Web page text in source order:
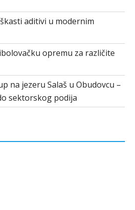
aditivi u modernim
opremu za različite
na jezeru Salaš u Obudovcu –
sektorskog podija